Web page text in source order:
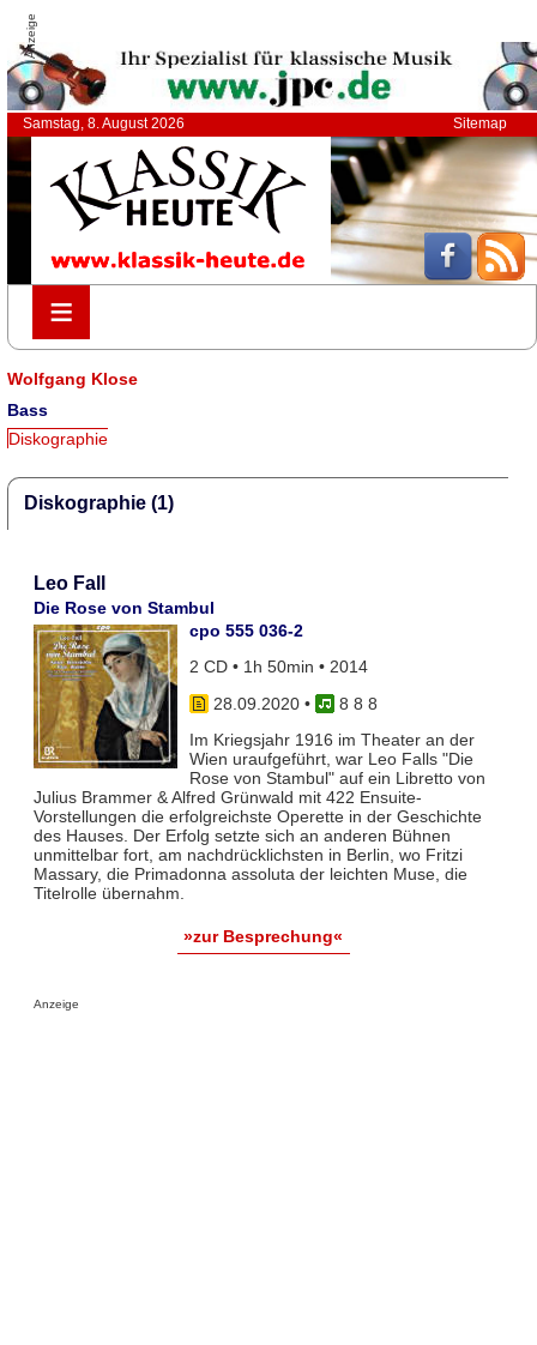
Anzeige
Samstag, 8. August 2026 Sitemap
≡
≡
Wolfgang Klose
Bass
Diskographie
Diskographie (1)
Leo Fall
Die Rose von Stambul
cpo 555 036-2
2 CD • 1h 50min • 2014
28.09.2020•
8 8 8
Im Kriegsjahr 1916 im Theater an der
Wien uraufgeführt, war Leo Falls "Die
Rose von Stambul" auf ein Libretto von
Julius Brammer & Alfred Grünwald mit 422 Ensuite-
Vorstellungen die erfolgreichste Operette in der Geschichte
des Hauses. Der Erfolg setzte sich an anderen Bühnen
unmittelbar fort, am nachdrücklichsten in Berlin, wo Fritzi
Massary, die Primadonna assoluta der leichten Muse, die
Titelrolle übernahm.
»zur Besprechung«
Anzeige